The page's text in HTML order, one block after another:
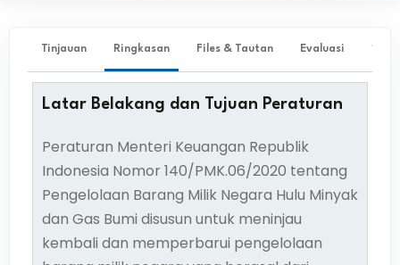
Tinjauan Ringkasan Files & Tautan Evaluasi ✨
Latar Belakang dan Tujuan Peraturan
Peraturan Menteri Keuangan Republik
Indonesia Nomor 140/PMK.06/2020 tentang
Pengelolaan Barang Milik Negara Hulu Minyak
dan Gas Bumi disusun untuk meninjau
kembali dan memperbarui pengelolaan